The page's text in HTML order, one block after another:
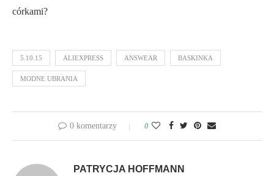
córkami?
5.10.15 ALIEXPRESS ANSWEAR BASKINKA
MODNE UBRANIA
0 komentarzy 0
PATRYCJA HOFFMANN